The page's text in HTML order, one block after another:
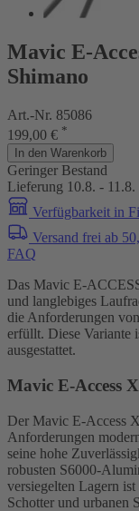
Mavic E-
Shimano
Art.-Nr. 85086
199,00 € *
In den Warenkorb
Geringer Bestand
Lieferung 10.8. - 11.8.
Verfügbarkeit in
Versand frei ab
FAQ
Das Mavic E-
und langlebiges
die Anforderungen
erfüllt. Diese Variante
ausgestattet.
Mavic E-Access
Der Mavic E-Access
Anforderungen
seine hohe
robusten S6000-
versiegelten Lagern
Schotter und urbanen